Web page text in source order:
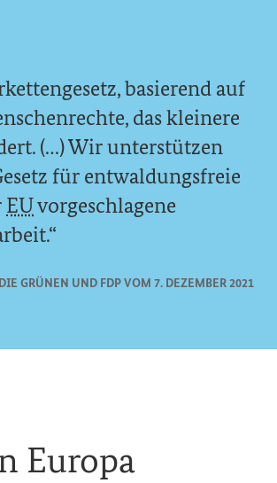
basierend auf
das kleinere
(…) Wir unterstützen
für entwaldungsfreie
EUvorgeschlagene
GRÜNEN UND FDP VOM 7. DEZEMBER 2021
Europa